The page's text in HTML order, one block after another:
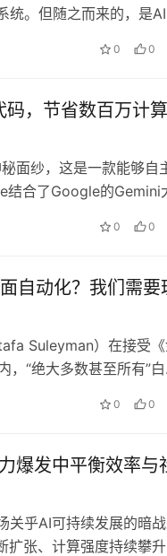
统。但随之而来的，是AI
0 0
，节省数百万计
面纱，这是一款能够自
结合了Google的Gemini
0 0
自动化？我们需要
Suleyman）在接受
“绝大多数甚至所有”白
0 0
爆发中平衡效率与
关乎AI可持续发展的暗
张、计算强度持续攀升